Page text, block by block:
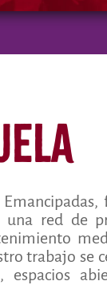
red de
trabajo se
espacios